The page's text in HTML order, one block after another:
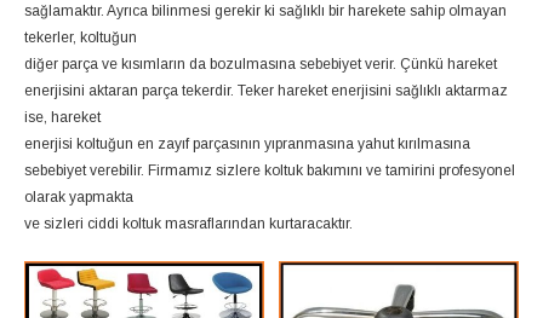
sağlamaktır. Ayrıca bilinmesi gerekir ki sağlıklı bir harekete sahip olmayan
tekerler, koltuğun
diğer parça ve kısımların da bozulmasına sebebiyet verir. Çünkü hareket
enerjisini aktaran parça tekerdir. Teker hareket enerjisini sağlıklı aktarmaz
ise, hareket
enerjisi koltuğun en zayıf parçasının yıpranmasına yahut kırılmasına
sebebiyet verebilir. Firmamız sizlere koltuk bakımını ve tamirini profesyonel
olarak yapmakta
ve sizleri ciddi koltuk masraflarından kurtaracaktır.